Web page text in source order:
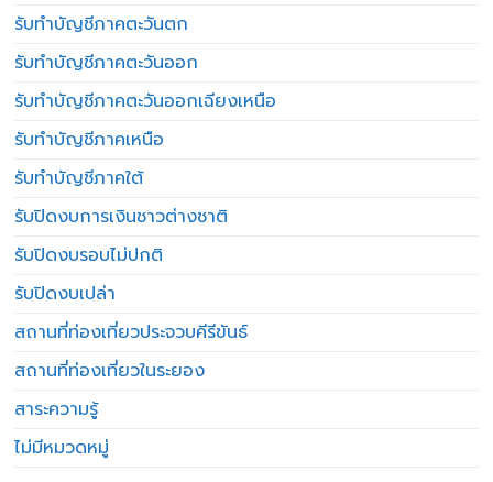
รับทำบัญชีภาคตะวันตก
รับทำบัญชีภาคตะวันออก
รับทำบัญชีภาคตะวันออกเฉียงเหนือ
รับทำบัญชีภาคเหนือ
รับทำบัญชีภาคใต้
รับปิดงบการเงินชาวต่างชาติ
รับปิดงบรอบไม่ปกติ
รับปิดงบเปล่า
สถานที่ท่องเที่ยวประจวบคีรีขันธ์
สถานที่ท่องเที่ยวในระยอง
สาระความรู้
ไม่มีหมวดหมู่